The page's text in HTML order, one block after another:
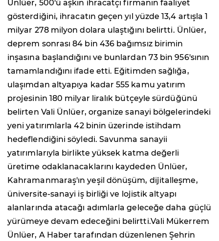
Ünlüer, 500'ü aşkın ihracatçı firmanın faaliyet
gösterdiğini, ihracatın geçen yıl yüzde 13,4 artışla 1
milyar 278 milyon dolara ulaştığını belirtti. Ünlüer,
deprem sonrası 84 bin 436 bağımsız birimin
inşasına başlandığını ve bunlardan 73 bin 956'sının
tamamlandığını ifade etti. Eğitimden sağlığa,
ulaşımdan altyapıya kadar 555 kamu yatırım
projesinin 180 milyar liralık bütçeyle sürdüğünü
belirten Vali Ünlüer, organize sanayi bölgelerindeki
yeni yatırımlarla 42 binin üzerinde istihdam
hedeflendiğini söyledi. Savunma sanayii
yatırımlarıyla birlikte yüksek katma değerli
üretime odaklanacaklarını kaydeden Ünlüer,
Kahramanmaraş'ın yeşil dönüşüm, dijitalleşme,
üniversite-sanayi iş birliği ve lojistik altyapı
alanlarında atacağı adımlarla geleceğe daha güçlü
yürümeye devam edeceğini belirtti.Vali Mükerrem
Ünlüer, A Haber tarafından düzenlenen Şehrin